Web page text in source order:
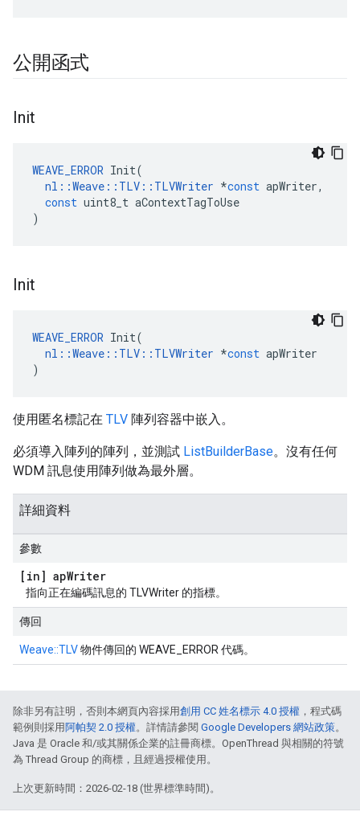
公開函式
Init
WEAVE_ERROR Init(
nl ::Weave :: TLV :: TLVWriter *const apWriter,
const uint8_t aContextTagToUse
)
Init
WEAVE_ERROR Init(
nl ::Weave :: TLV :: TLVWriter *const apWriter
)
使用匿名標記在 TLV 陣列容器中嵌入。
必須導入陣列的陣列，並測試 ListBuilderBase。沒有任何
WDM 訊息使用陣列做為最外層。
詳細資料
參數
[in] apWriter
指向正在編碼訊息的 TLVWriter 的指標。
傳回
Weave::TLV物件傳回的 WEAVE_ERROR 代碼。
除非另有註明，否則本網頁內容採用創用 CC 姓名標示 4.0 授權 ，程式碼
範例則採用 阿帕契 2.0 授權。詳情請參閱 Google Developers 網站政策。
Java 是 Oracle 和/或其關係企業的註冊商標。OpenThread 與相關的符號
為 Thread Group 的商標，且經過授權使用。
上次更新時間：2026-02-18 (世界標準時間)。